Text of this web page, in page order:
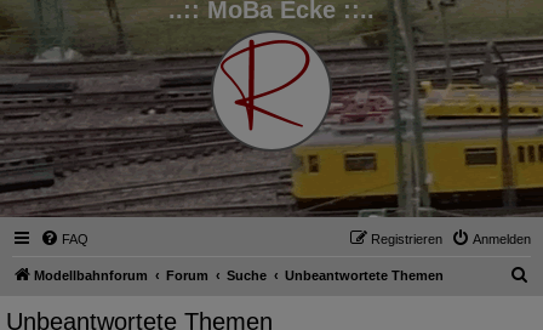
..:: MoBa Ecke ::..
FAQ Anmelden
Registrieren
Modellbahnforum Forum Suche Unbeantwortete Themen
Unbeantwortete Themen